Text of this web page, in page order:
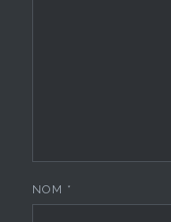
NOM *